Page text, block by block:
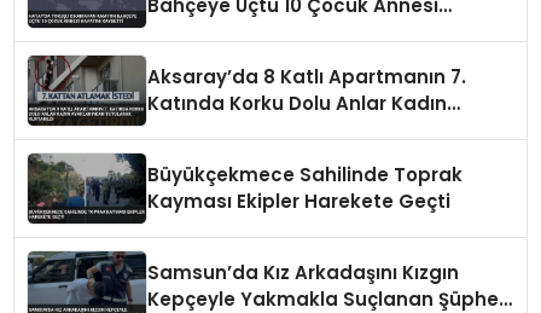
Bahçeye Uçtu 10 Çocuk Annesi
Aksaray’da 8 Katlı Apartmanın 7.
Katında Korku Dolu Anlar Kadın
Büyükçekmece Sahilinde Toprak
Kayması Ekipler Harekete Geçti
Samsun’da Kız Arkadaşını Kızgın
Kepçeyle Yakmakla Suçlanan Şüpheli